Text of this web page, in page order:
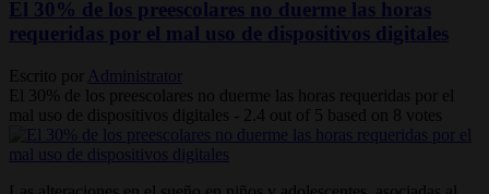
El 30% de los preescolares no duerme las horas
requeridas por el mal uso de dispositivos digitales
Escrito por
Administrator
El 30% de los preescolares no duerme las horas requeridas por el
mal uso de dispositivos digitales - 2.4 out of 5 based on 8 votes